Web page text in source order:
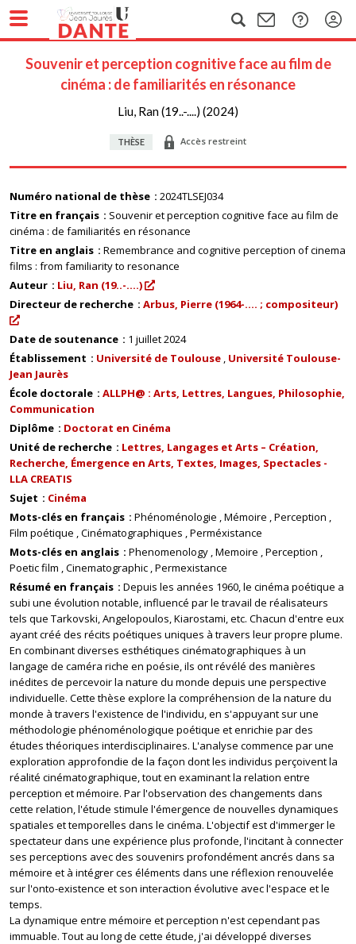
Souvenir et perception cognitive face au film de
cinéma : de familiarités en résonance
Liu, Ran (19..-....) (2024)
THÈSE Accès restreint
Numéro national de thèse
2024TLSEJ034
Titre en français
Souvenir et perception cognitive face au film de
cinéma : de familiarités en résonance
Titre en anglais
Remembrance and cognitive perception of cinema
films : from familiarity to resonance
Auteur
Liu, Ran (19..-....)
Directeur de recherche
Arbus, Pierre (1964-.... ; compositeur)
Date de soutenance
1 juillet 2024
Établissement
Université de Toulouse Université Toulouse-
Jean Jaurès
École doctorale
ALLPH@ : Arts, Lettres, Langues, Philosophie,
Communication
Diplôme
Doctorat en Cinéma
Unité de recherche
Lettres, Langages et Arts – Création,
Recherche, Émergence en Arts, Textes, Images, Spectacles -
LLA CREATIS
Sujet
Cinéma
Mots-clés en français
Phénoménologie Mémoire Perception
Film poétique Cinématographiques Perméxistance
Mots-clés en anglais
Phenomenology Memoire Perception
Poetic film Cinematographic Permexistance
Résumé en français
Depuis les années 1960, le cinéma poétique a
subi une évolution notable, influencé par le travail de réalisateurs
tels que Tarkovski, Angelopoulos, Kiarostami, etc. Chacun d'entre eux
ayant créé des récits poétiques uniques à travers leur propre plume.
En combinant diverses esthétiques cinématographiques à un
langage de caméra riche en poésie, ils ont révélé des manières
inédites de percevoir la nature du monde depuis une perspective
individuelle. Cette thèse explore la compréhension de la nature du
monde à travers l'existence de l'individu, en s'appuyant sur une
méthodologie phénoménologique poétique et enrichie par des
études théoriques interdisciplinaires. L'analyse commence par une
exploration approfondie de la façon dont les individus perçoivent la
réalité cinématographique, tout en examinant la relation entre
perception et mémoire. Par l'observation des changements dans
cette relation, l'étude stimule l'émergence de nouvelles dynamiques
spatiales et temporelles dans le cinéma. L'objectif est d'immerger le
spectateur dans une expérience plus profonde, l'incitant à connecter
ses perceptions avec des souvenirs profondément ancrés dans sa
mémoire et à intégrer ces éléments dans une réflexion renouvelée
sur l'onto-existence et son interaction évolutive avec l'espace et le
temps.
La dynamique entre mémoire et perception n'est cependant pas
immuable. Tout au long de cette étude, j'ai développé diverses